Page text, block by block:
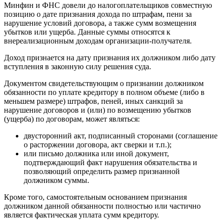
Минфин и ФНС довели до налогоплательщиков совместную
позицию о дате признания дохода по штрафам, пени за
нарушение условий договора, а также сумм возмещения
убытков или ущерба. Данные суммы относятся к
внереализационным доходам организации-получателя.
Доход признается на дату признания их должником либо дату
вступления в законную силу решения суда.
Документом свидетельствующим о признании должником
обязанности по уплате кредитору в полном объеме (либо в
меньшем размере) штрафов, пеней, иных санкций за
нарушение договоров и (или) по возмещению убытков
(ущерба) по договорам, может являться:
двусторонний акт, подписанный сторонами (соглашение
о расторжении договора, акт сверки и т.п.);
или письмо должника или иной документ,
подтверждающий факт нарушения обязательства и
позволяющий определить размер признанной
должником суммы.
Кроме того, самостоятельным основанием признания
должником данной обязанности полностью или частично
является фактическая уплата сумм кредитору.